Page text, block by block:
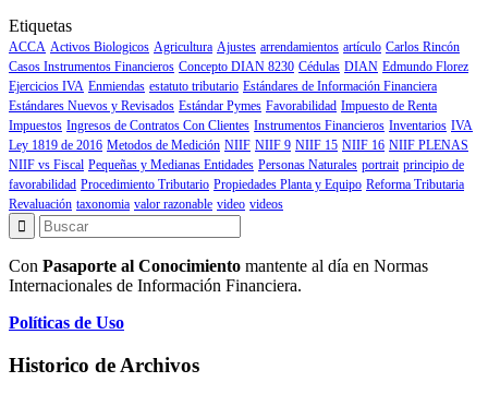
Etiquetas
ACCA Activos Biologicos Agricultura Ajustes arrendamientos artículo Carlos Rincón
Casos Instrumentos Financieros Concepto DIAN 8230 Cédulas DIAN Edmundo Florez
Ejercicios IVA Enmiendas estatuto tributario Estándares de Información Financiera
Estándares Nuevos y Revisados Estándar Pymes Favorabilidad Impuesto de Renta
Impuestos Ingresos de Contratos Con Clientes Instrumentos Financieros Inventarios IVA
Ley 1819 de 2016 Metodos de Medición NIIF NIIF 9 NIIF 15 NIIF 16 NIIF PLENAS
NIIF vs Fiscal Pequeñas y Medianas Entidades Personas Naturales portrait principio de
favorabilidad Procedimiento Tributario Propiedades Planta y Equipo Reforma Tributaria
Revaluación taxonomia valor razonable video videos
Con Pasaporte al Conocimiento mantente al día en Normas
Internacionales de Información Financiera.
Políticas de Uso
Historico de Archivos